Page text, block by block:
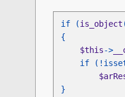
if (is_object
$this->
if
}